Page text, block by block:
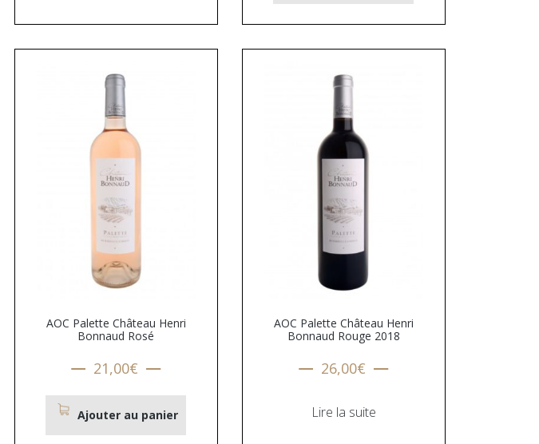
AOC Palette Château Henri
Bonnaud Rosé
21,00€
Ajouter au panier
AOC Palette Château Henri
Bonnaud Rouge 2018
26,00€
Lire la suite